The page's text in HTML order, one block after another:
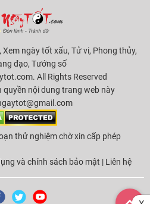
ngày tốt xấu, Tử vi, Phong thủy,
đạo, Tướng số
All Rights Reserved
quyền nội dung trang web này
thử nghiệm chờ xin cấp phép
và chính sách bảo mật | Liên hệ